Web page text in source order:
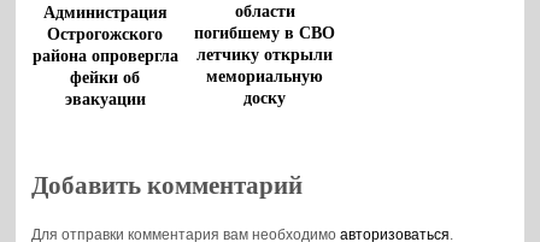
Администрация
Острогожского
района опровергла
фейки об
эвакуации
области
погибшему в СВО
летчику открыли
мемориальную
доску
Добавить комментарий
Для отправки комментария вам необходимоавторизоваться.